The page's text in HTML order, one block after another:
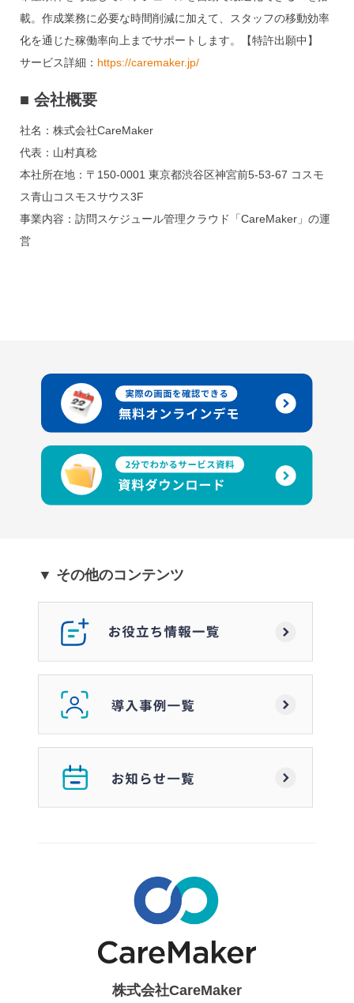
載。作成業務に必要な時間削減に加えて、スタッフの移動効率
化を通じた稼働率向上までサポートします。【特許出願中】
サービス詳細： https://caremaker.jp/
■会社概要
社名：株式会社CareMaker
代表：山村真稔
本社所在地：〒150-0001 東京都渋谷区神宮前5-53-67 コスモ
ス青山コスモスサウス3F
事業内容：訪問スケジュール管理クラウド「CareMaker」の運
営
▼ その他のコンテンツ
株式会社CareMaker